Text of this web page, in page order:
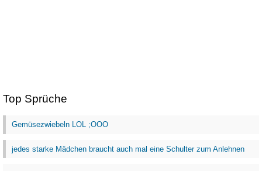
Top Sprüche
Gemüsezwiebeln LOL ;OOO
jedes starke Mädchen braucht auch mal eine Schulter zum Anlehnen